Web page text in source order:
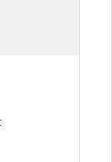
entrega